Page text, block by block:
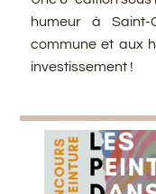
humeur à
commune et aux
investissement !